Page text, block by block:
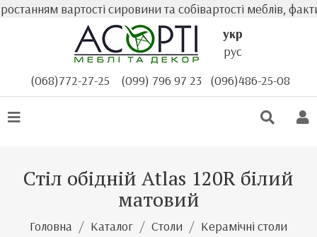
вартості сировини та собівартості меблів,
укр
рус
(068)772-27-25
(099) 796 97 23 (096)486-25-08
Стіл обідній Atlas 120R білий
матовий
Головна Каталог Столи Керамічні столи